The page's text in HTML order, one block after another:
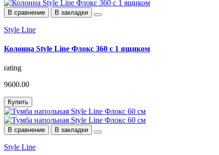
В сравнение В закладки
Style Line
Колонна Style Line Флокс 360 с 1 ящиком
rating
9600.00
Купить
В сравнение В закладки
Style Line